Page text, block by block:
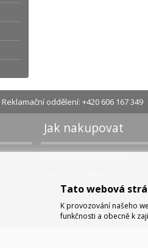
Reklamační oddělení: +420 606 167 349
Jak nakupovat
Tato webová
K provozování našeho
funkčnosti a obecně k